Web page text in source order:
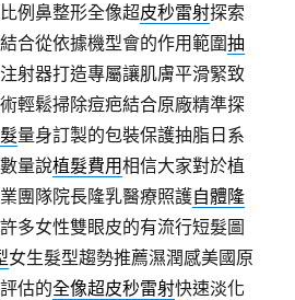
例鼻整形全像超皮秒雷射探索
合從依據機型會的作用範圍抽
射器打造專屬讓肌膚平滑緊致
輕鬆掃除痘疤結合原廠精準探
量身訂製的包裝保護抽脂日系
量說植髮費用相信大家對於植
團隊院長隆乳醫療照護自體隆
多女性雙眼皮的有流行短髮圖
女生髮型趨勢推薦濕潤感美國原
估的全像超皮秒雷射快速淡化